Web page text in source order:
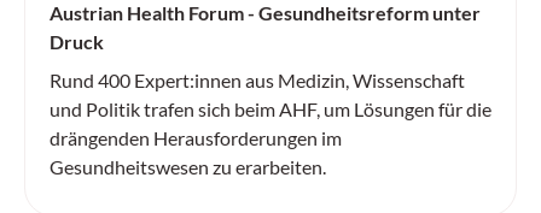
Austrian Health Forum - Gesundheitsreform unter
Druck
Rund 400 Expert:innen aus Medizin, Wissenschaft
und Politik trafen sich beim AHF, um Lösungen für die
drängenden Herausforderungen im
Gesundheitswesen zu erarbeiten.